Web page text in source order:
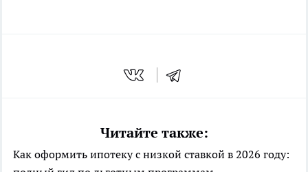
Читайте также:
Как оформить ипотеку с низкой ставкой в 2026 году: